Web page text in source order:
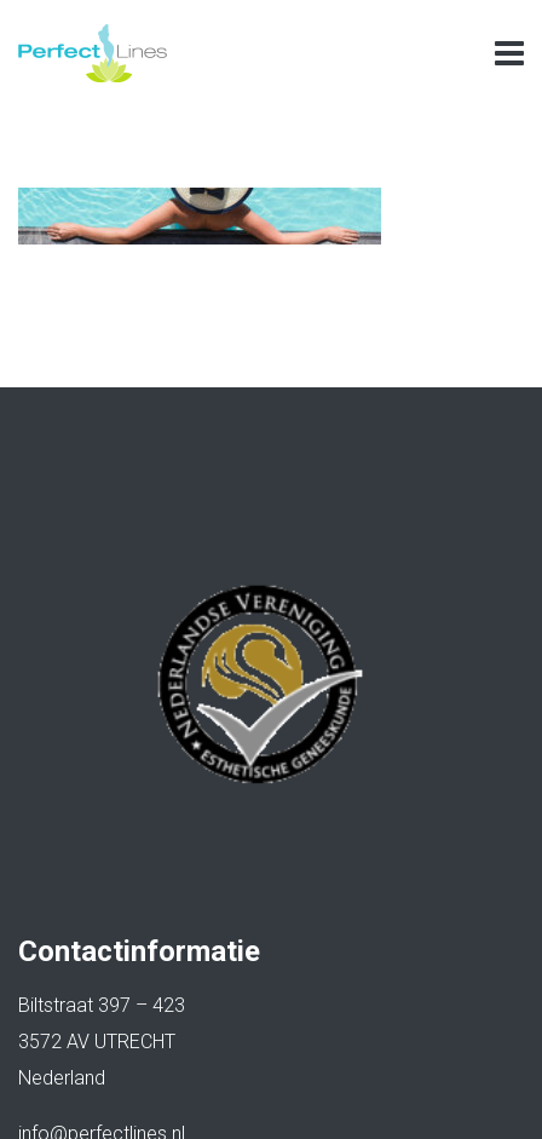
Contactinformatie
Biltstraat 397 – 423
3572 AV UTRECHT
Nederland
info@perfectlines.nl